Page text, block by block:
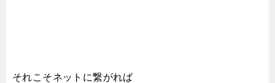
それこそネットに繋がれば